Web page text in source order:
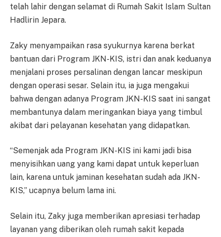
telah lahir dengan selamat di Rumah Sakit Islam Sultan
Hadlirin Jepara.
Zaky menyampaikan rasa syukurnya karena berkat
bantuan dari Program JKN-KIS, istri dan anak keduanya
menjalani proses persalinan dengan lancar meskipun
dengan operasi sesar. Selain itu, ia juga mengakui
bahwa dengan adanya Program JKN-KIS saat ini sangat
membantunya dalam meringankan biaya yang timbul
akibat dari pelayanan kesehatan yang didapatkan.
“Semenjak ada Program JKN-KIS ini kami jadi bisa
menyisihkan uang yang kami dapat untuk keperluan
lain, karena untuk jaminan kesehatan sudah ada JKN-
KIS,” ucapnya belum lama ini.
Selain itu, Zaky juga memberikan apresiasi terhadap
layanan yang diberikan oleh rumah sakit kepada